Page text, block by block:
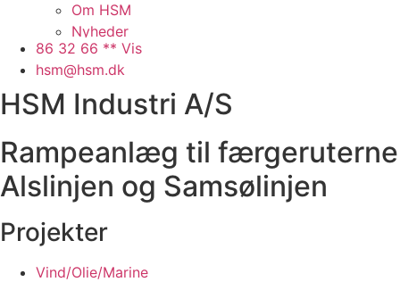
Om HSM
Nyheder
Presse
Arbejdspladsen
Faciliteter
Samarbejdspartnere
QHSE
Ledige stillinger
Kontakt
86 32 66 ** Vis
hsm@hsm.dk
HSM Industri A/S
Rampeanlæg til færgeruterne
Alslinjen og Samsølinjen
Projekter
Vind/Olie/Marine